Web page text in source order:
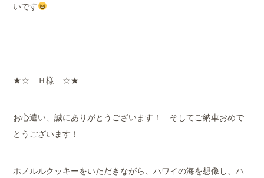
いです
★☆ Ｈ様 ☆★
お心遣い、誠にありがとうございます！ そしてご納車おめで
とうございます！
ホノルルクッキーをいただきながら、ハワイの海を想像し、ハ